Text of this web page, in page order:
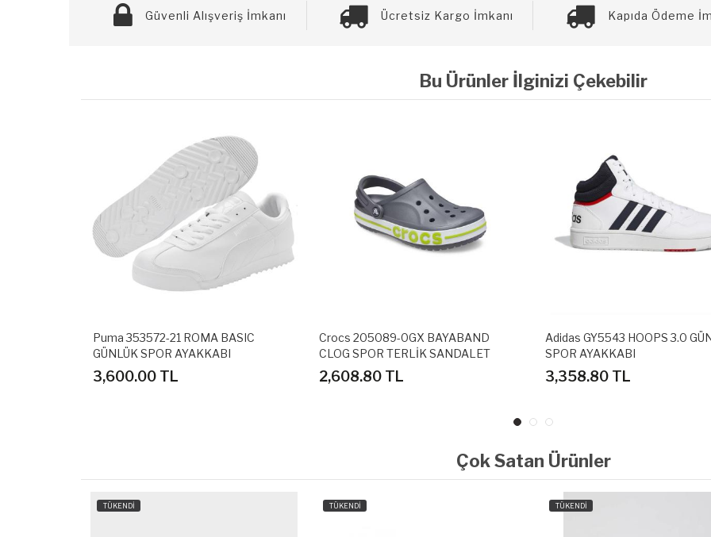
Güvenli Alışveriş İmkanı Ücretsiz Kargo İmkanı Kapıda Ödeme
Bu Ürünler İlginizi Çekebilir
Puma 353572-21 ROMA BASIC
GÜNLÜK SPOR AYAKKABI
3,600.00 TL
Crocs 205089-0GX BAYABAND
CLOG SPOR TERLİK SANDALET
2,608.80 TL
Adidas GY5543 HOOPS 3.0
SPOR AYAKKABI
3,358.80 TL
Çok Satan Ürünler
TÜKENDİ TÜKENDİ TÜKENDİ